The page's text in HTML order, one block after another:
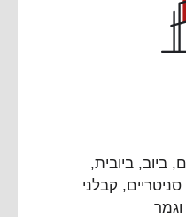
ביוב, ביובית,
, קבלני